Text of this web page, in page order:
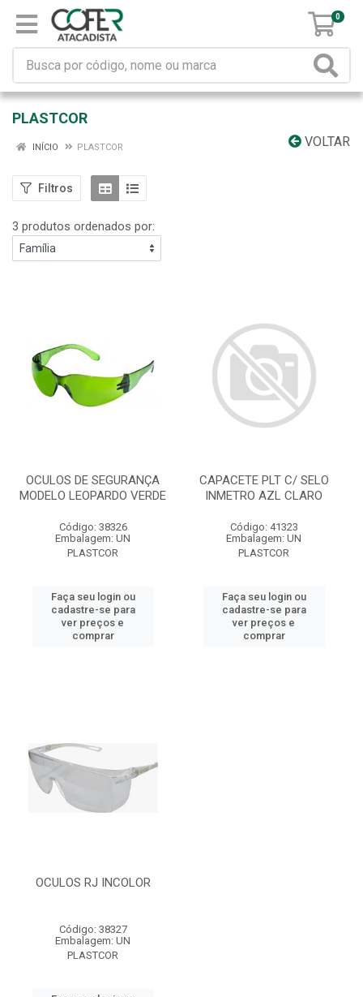
0
PLASTCOR
VOLTAR
INÍCIO PLASTCOR
Filtros
3 produtos ordenados por:
OCULOS DE SEGURANÇA
MODELO LEOPARDO VERDE
Código: 38326
Embalagem: UN
PLASTCOR
Faça seu login ou
cadastre-se para
ver preços e
comprar
CAPACETE PLT C/ SELO
INMETRO AZL CLARO
Código: 41323
Embalagem: UN
PLASTCOR
Faça seu login ou
cadastre-se para
ver preços e
comprar
OCULOS RJ INCOLOR
Código: 38327
Embalagem: UN
PLASTCOR